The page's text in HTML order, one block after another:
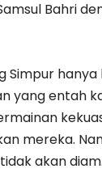
Bahri
Simpur
yang entah
mereka.
akan